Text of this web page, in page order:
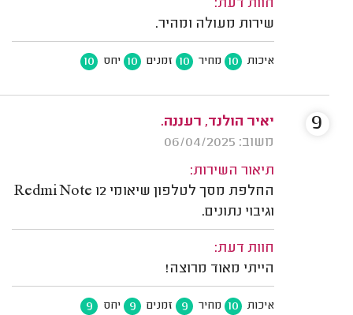
חוות דעת:
שירות מעולה ומהיר.
איכות 10 מחיר 10 זמנים 10 יחס 10
יאיר הולנד, רעננה.
משוב: 06/04/2025
תיאור השירות:
החלפת מסך לטלפון שיאומי Redmi Note 12
וגיבוי נתונים.
חוות דעת:
הייתי מאוד מרוצה!
איכות 10 מחיר 9 זמנים 9 יחס 9
9